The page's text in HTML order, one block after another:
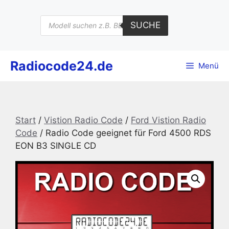
Products
search
SUCHE
Radiocode24.de Menü
Start / Vistion Radio Code / Ford Vistion Radio
Code / Radio Code geeignet für Ford 4500 RDS
EON B3 SINGLE CD